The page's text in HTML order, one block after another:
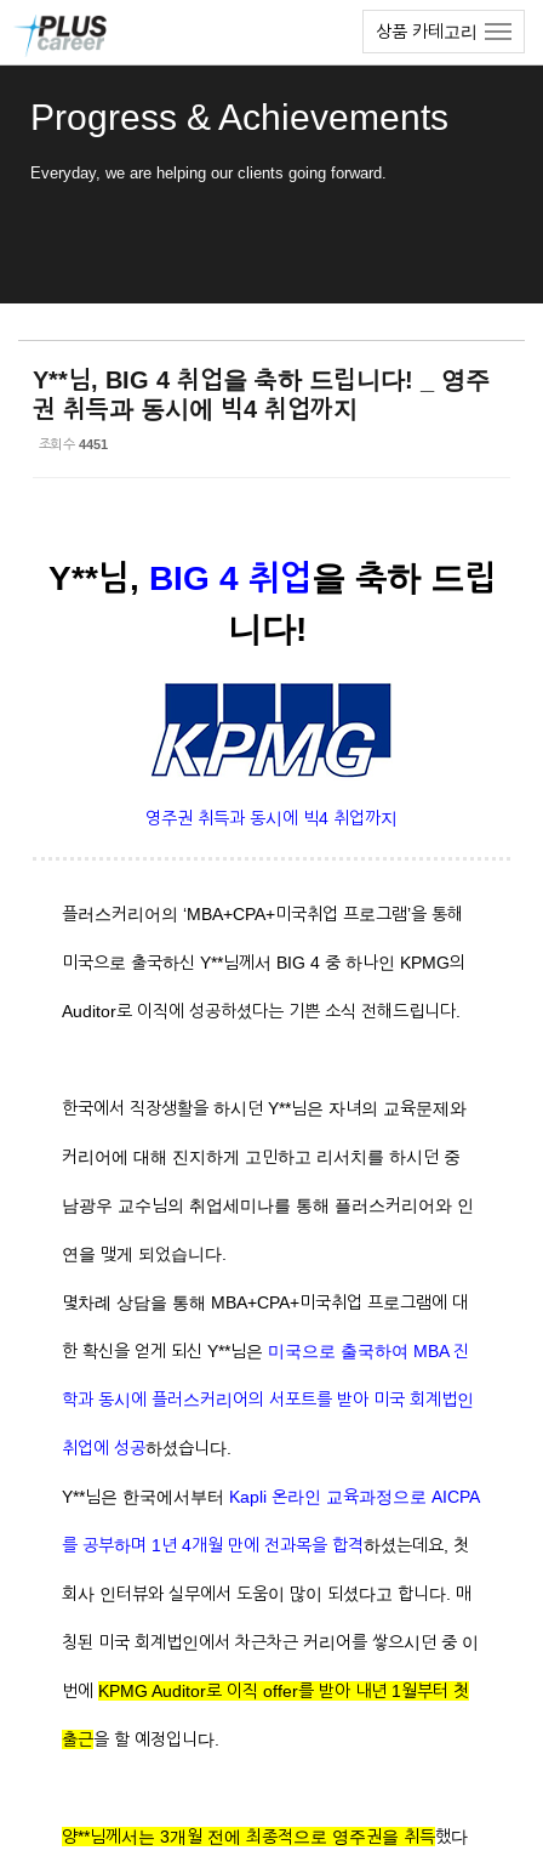
상품 카테고리
Progress & Achievements
Everyday, we are helping our clients going forward.
Y**님, BIG 4 취업을 축하 드립니다! _ 영주
권 취득과 동시에 빅4 취업까지
조회 수 4451
Y**님, BIG 4 취업을 축하 드립
니다!
영주권 취득과 동시에 빅4 취업까지
플러스커리어의 ‘MBA+CPA+미국취업 프로그램’을 통해
미국으로 출국하신 Y**님께서 BIG 4 중 하나인 KPMG의
Auditor로 이직에 성공하셨다는 기쁜 소식 전해드립니다.
한국에서 직장생활을 하시던 Y**님은 자녀의 교육문제와
커리어에 대해 진지하게 고민하고 리서치를 하시던 중
남광우 교수님의 취업세미나를 통해 플러스커리어와 인
연을 맺게 되었습니다.
몇차례 상담을 통해 MBA+CPA+미국취업 프로그램에 대
한 확신을 얻게 되신 Y**님은 미국으로 출국하여 MBA 진
학과 동시에 플러스커리어의 서포트를 받아 미국 회계법인
취업에 성공하셨습니다.
Y**님은 한국에서부터 Kapli 온라인 교육과정으로 AICPA
를 공부하며 1년 4개월 만에 전과목을 합격하셨는데요, 첫
회사 인터뷰와 실무에서 도움이 많이 되셨다고 합니다. 매
칭된 미국 회계법인에서 차근차근 커리어를 쌓으시던 중 이
번에 KPMG Auditor로 이직 offer를 받아 내년 1월부터 첫
출근을 할 예정입니다.
양**님께서는 3개월 전에 최종적으로 영주권을 취득했다